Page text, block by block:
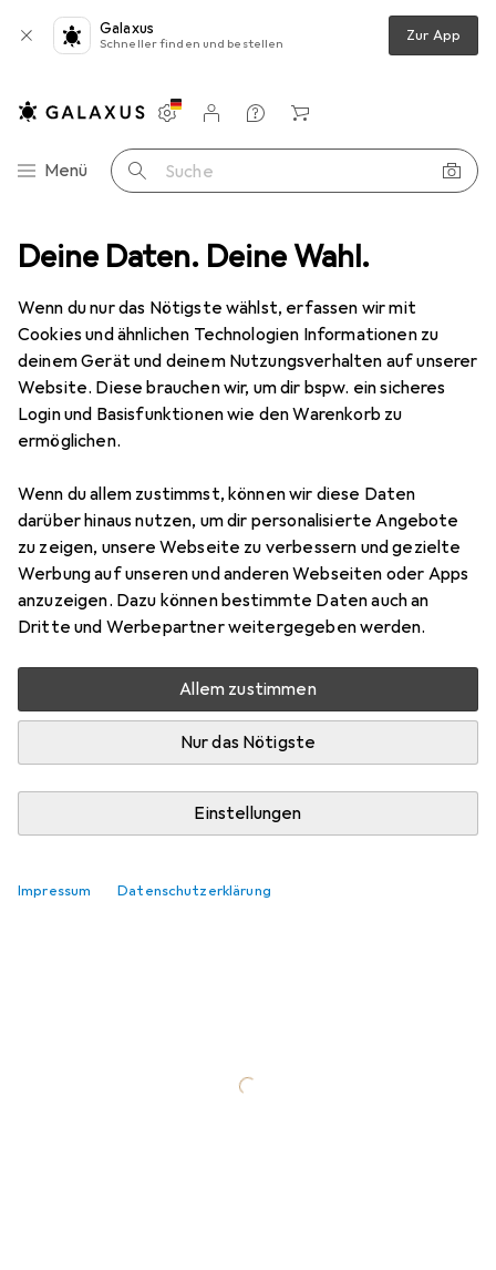
Deine Daten. Deine Wahl.
Wenn du nur das Nötigste wählst, erfassen wir mit
Cookies und ähnlichen Technologien Informationen zu
deinem Gerät und deinem Nutzungsverhalten auf unserer
Website. Diese brauchen wir, um dir bspw. ein sicheres
Login und Basisfunktionen wie den Warenkorb zu
ermöglichen.
Wenn du allem zustimmst, können wir diese Daten
darüber hinaus nutzen, um dir personalisierte Angebote
zu zeigen, unsere Webseite zu verbessern und gezielte
Werbung auf unseren und anderen Webseiten oder Apps
anzuzeigen. Dazu können bestimmte Daten auch an
Dritte und Werbepartner weitergegeben werden.
Allem zustimmen
Nur das Nötigste
Einstellungen
Impressum Datenschutzerklärung
Galaxus
Schneller finden und bestellen Zur App
Navigation nach Kategorien
Menü Suche
Einstellungen
Kundenkonto
Vergleichslisten
Merklisten
Warenkorb
Elektrobedarf Steuerungstechnik Systemstromversorgung
Gebraucht
Systemstromversorgung